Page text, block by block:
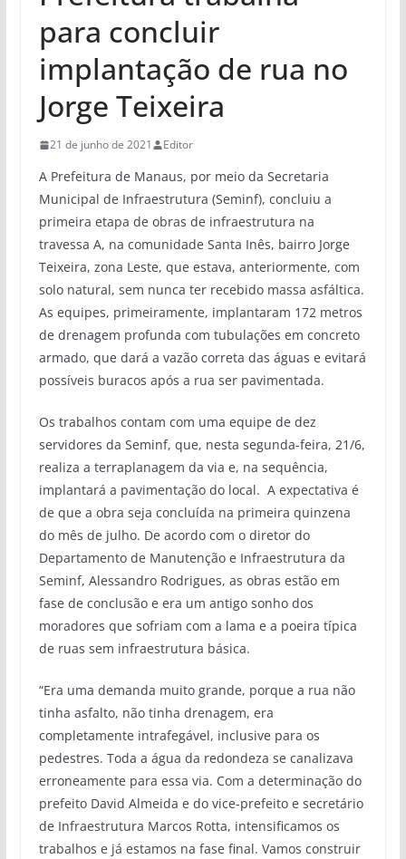
para concluir
implantação de rua no
Jorge Teixeira
21 de junho de 2021 Editor
A Prefeitura de Manaus, por meio da Secretaria
Municipal de Infraestrutura (Seminf), concluiu a
primeira etapa de obras de infraestrutura na
travessa A, na comunidade Santa Inês, bairro Jorge
Teixeira, zona Leste, que estava, anteriormente, com
solo natural, sem nunca ter recebido massa asfáltica.
As equipes, primeiramente, implantaram 172 metros
de drenagem profunda com tubulações em concreto
armado, que dará a vazão correta das águas e evitará
possíveis buracos após a rua ser pavimentada.
Os trabalhos contam com uma equipe de dez
servidores da Seminf, que, nesta segunda-feira, 21/6,
realiza a terraplanagem da via e, na sequência,
implantará a pavimentação do local. A expectativa é
de que a obra seja concluída na primeira quinzena
do mês de julho. De acordo com o diretor do
Departamento de Manutenção e Infraestrutura da
Seminf, Alessandro Rodrigues, as obras estão em
fase de conclusão e era um antigo sonho dos
moradores que sofriam com a lama e a poeira típica
de ruas sem infraestrutura básica.
“Era uma demanda muito grande, porque a rua não
tinha asfalto, não tinha drenagem, era
completamente intrafegável, inclusive para os
pedestres. Toda a água da redondeza se canalizava
erroneamente para essa via. Com a determinação do
prefeito David Almeida e do vice-prefeito e secretário
de Infraestrutura Marcos Rotta, intensificamos os
trabalhos e já estamos na fase final. Vamos construir